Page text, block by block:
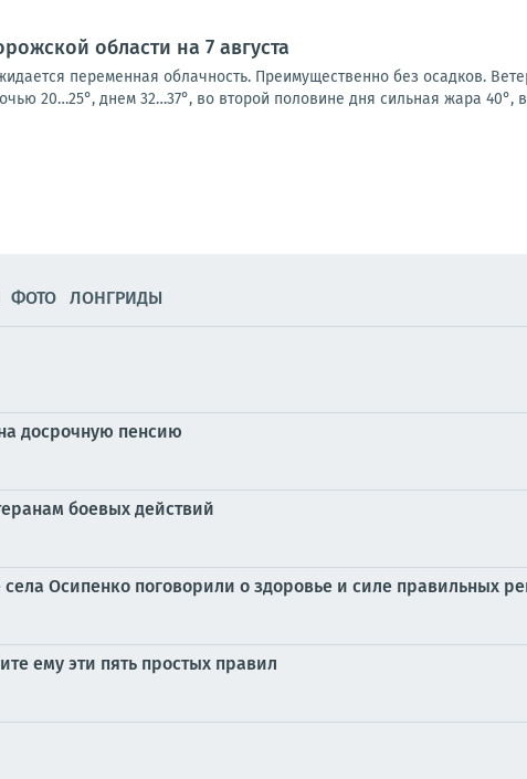
области на 7 августа
переменная облачность. Преимущественно без осадков.
20…25°, днем 32…37°, во второй половине дня сильная жара 40°,
ФОТО ЛОНГРИДЫ
досрочную пенсию
боевых действий
Осипенко поговорили о здоровье и силе правильных
ему эти пять простых правил